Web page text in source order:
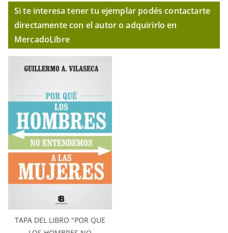
Si te interesa tener tu ejemplar podés contactarte
directamente con el autor o adquirirlo en
MercadoLibre
TAPA DEL LIBRO "POR QUE